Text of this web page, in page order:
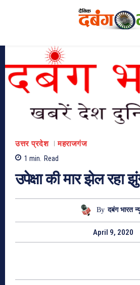
उत्तर प्रदेश
महराजगंज
1 min. Read
उपेक्षा की मार झेल रहा
By दबंग भारत
April 9, 2020